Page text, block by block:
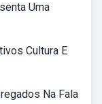
Uma
Cultura E
Na Fala